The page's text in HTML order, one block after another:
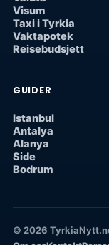
Visum
Taxi i Tyrkia
Vaktapotek
Reisebudsjett
GUIDER
Istanbul
Antalya
Alanya
Side
Bodrum
© 2026